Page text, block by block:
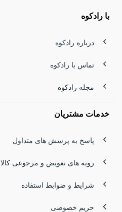
با رادکوه
درباره رادکوه
تماس با رادکوه
مجله رادکوه
خدمات مشتریان
پاسخ به پرسش های متداول
رویه های تعویض و مرجوعی کالا
شرایط و ضوابط استفاده
حریم خصوصی